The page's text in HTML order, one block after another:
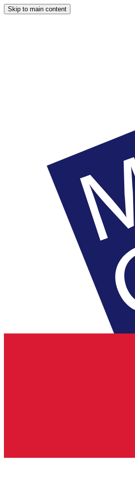
Skip to main content